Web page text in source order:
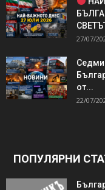
27/07/
от...
22/07/
ПОПУЛЯРНИ